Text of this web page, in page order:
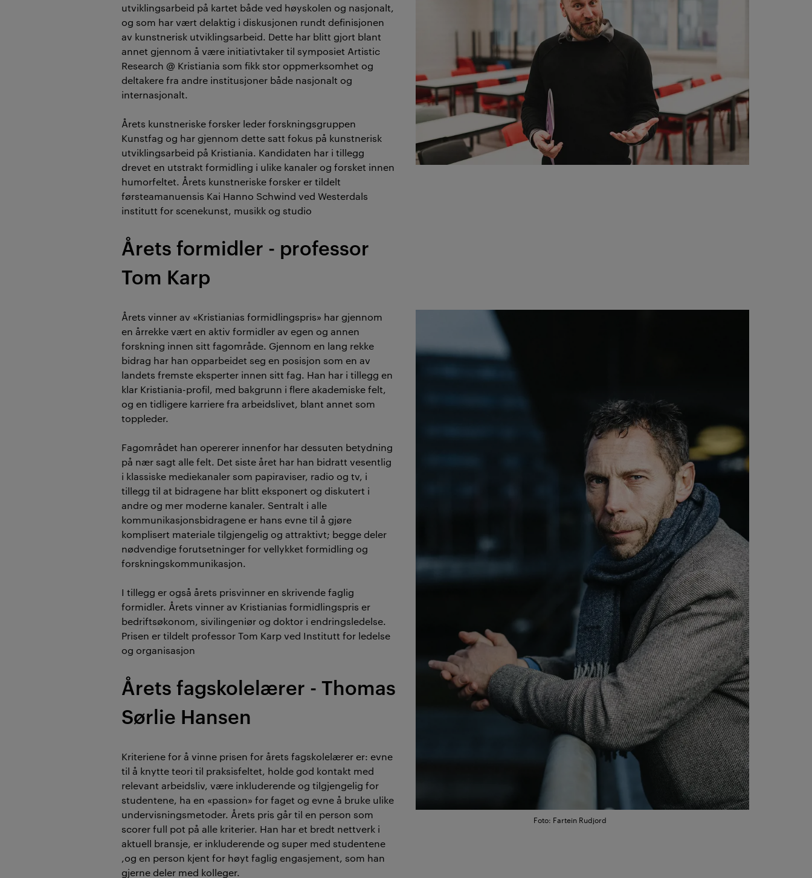
utviklingsarbeid på kartet både ved høyskolen og nasjonalt,
og som har vært delaktig i diskusjonen rundt definisjonen
av kunstnerisk utviklingsarbeid. Dette har blitt gjort blant
annet gjennom å være initiativtaker til symposiet Artistic
Research @ Kristiania som fikk stor oppmerksomhet og
deltakere fra andre institusjoner både nasjonalt og
internasjonalt.
Årets kunstneriske forsker leder forskningsgruppen
Kunstfag og har gjennom dette satt fokus på kunstnerisk
utviklingsarbeid på Kristiania. Kandidaten har i tillegg
drevet en utstrakt formidling i ulike kanaler og forsket innen
humorfeltet. Årets kunstneriske forsker er tildelt
førsteamanuensis Kai Hanno Schwind ved Westerdals
institutt for scenekunst, musikk og studio​
Årets formidler - professor
Tom Karp
Foto: Fartein Rudjord
Årets vinner av «Kristianias formidlingspris» har gjennom
en årrekke vært en aktiv formidler av egen og annen
forskning innen sitt fagområde. Gjennom en lang rekke
bidrag har han opparbeidet seg en posisjon som en av
landets fremste eksperter innen sitt fag. Han har i tillegg en
klar Kristiania-profil, med bakgrunn i flere akademiske felt,
og en tidligere karriere fra arbeidslivet, blant annet som
toppleder.
Fagområdet han opererer innenfor har dessuten betydning
på nær sagt alle felt. Det siste året har han bidratt vesentlig
i klassiske mediekanaler som papiraviser, radio og tv, i
tillegg til at bidragene har blitt eksponert og diskutert i
andre og mer moderne kanaler. Sentralt i alle
kommunikasjonsbidragene er hans evne til å gjøre
komplisert materiale tilgjengelig og attraktivt; begge deler
nødvendige forutsetninger for vellykket formidling og
forskningskommunikasjon.
I tillegg er også årets prisvinner en skrivende faglig
formidler. Årets vinner av Kristianias formidlingspris er
bedriftsøkonom, sivilingeniør og doktor i endringsledelse.
Prisen er tildelt professor Tom Karp ved Institutt for ledelse
og organisasjon​
Årets fagskolelærer - Thomas
Sørlie Hansen
Kriteriene for å vinne prisen for årets fagskolelærer er: evne
til å knytte teori til praksisfeltet, holde god kontakt med
relevant arbeidsliv, være inkluderende og tilgjengelig for
studentene, ha en «passion» for faget og evne å bruke ulike
undervisningsmetoder. Årets pris går til en person som
scorer full pot på alle kriterier. Han har et bredt nettverk i
aktuell bransje, er inkluderende og super med studentene
,og en person kjent for høyt faglig engasjement, som han
gjerne deler med kolleger.